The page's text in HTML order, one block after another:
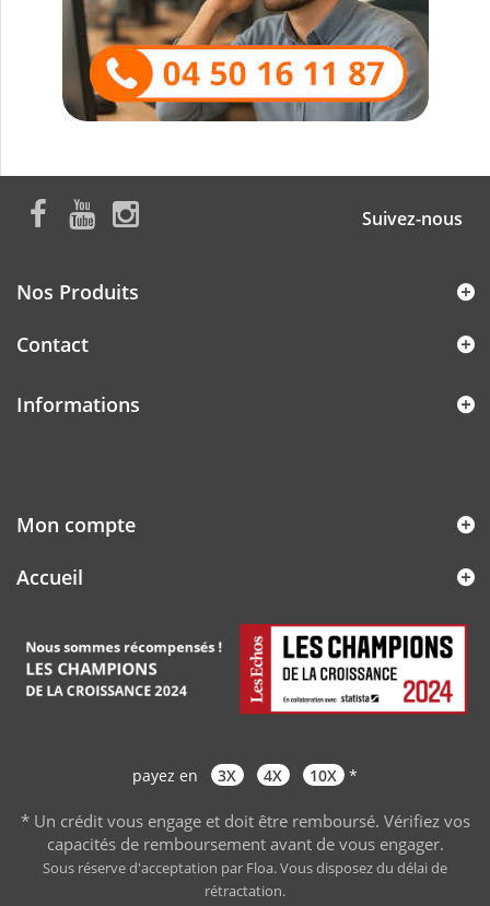
Suivez-nous
Nos Produits
Contact
Informations
Mon compte
Accueil
payez en 3X 4X 10X *
* Un crédit vous engage et doit être remboursé. Vérifiez vos
capacités de remboursement avant de vous engager.
Sous réserve d'acceptation par Floa. Vous disposez du délai de
rétractation.